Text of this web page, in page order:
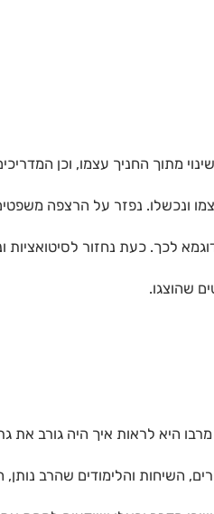
מתוך החניך עצמו, וכן
נפזר על הרצפה משפטים (נספח 2). נעשה
לכך. כעת נחזור לסיטואציות
שהוצגו.
היא לראות איך היה גורב את
השיחות והלימודים שהרב